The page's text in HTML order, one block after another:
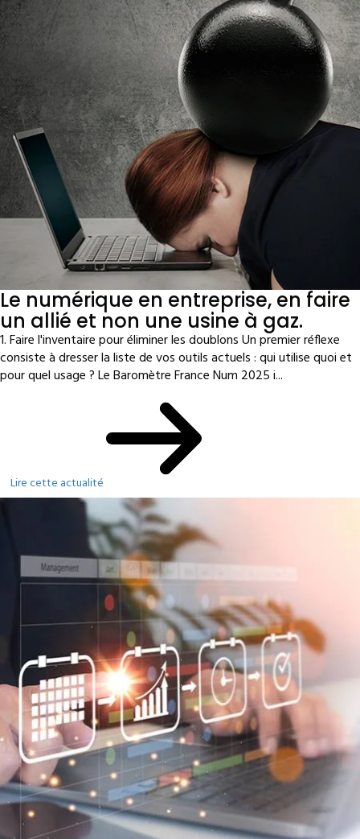
Le numérique en entreprise, en faire
un allié et non une usine à gaz.
1. Faire l'inventaire pour éliminer les doublons Un premier réflexe
consiste à dresser la liste de vos outils actuels : qui utilise quoi et
pour quel usage ? Le Baromètre France Num 2025 i...
Lire cette actualité